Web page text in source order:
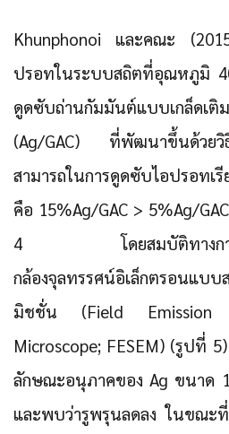
Khunphonoi และคณะ
ปรอทในระบบสถิตที่อุณหภูมิ
ดูดซับถ่านกัมมันต์แบบเกล็ดเติ
(Ag/GAC) ที่พัฒนาขึ้นด้วย
สามารถในการดูดซับไอปรอทเ
คือ 15%Ag/GAC > 5%Ag/
4 โดยสมบัติทางกายภ
กล้องจุลทรรศน์อิเล็กตรอนแบบ
มิชชั่น (Field Emission
Microscope; FESEM) (รูปที่
ลักษณะอนุภาคของ Ag ขนาด
และพบว่ารูพรุนลดลง ในขณะ